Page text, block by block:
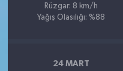
Rüzgar: 8 km/h
Yağış Olasılığı: %88
24 MART